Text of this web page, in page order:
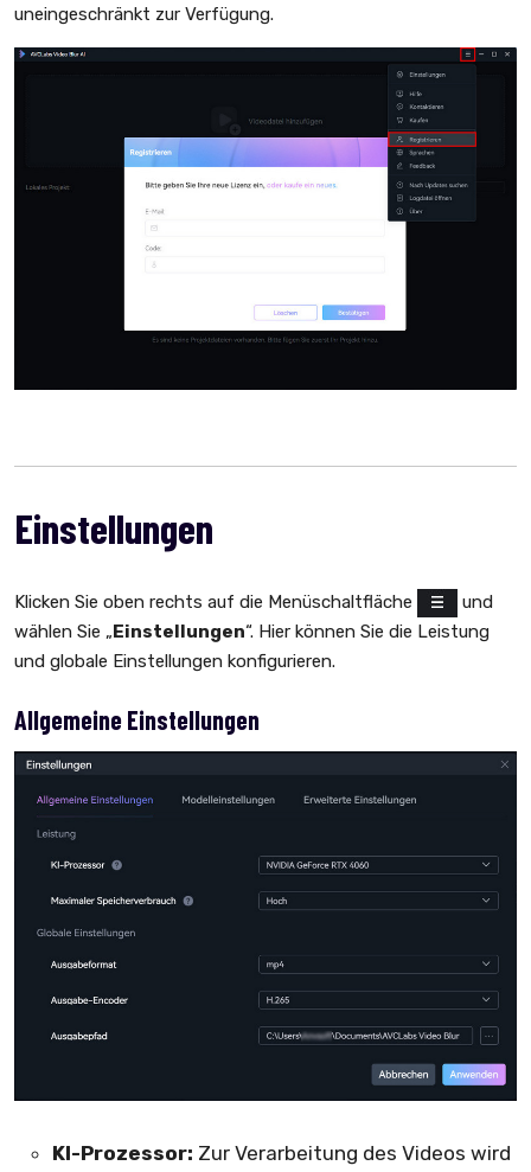
uneingeschränkt zur Verfügung.
Einstellungen
Klicken Sie oben rechts auf die Menüschaltfläche
und
wählen Sie „ Einstellungen“. Hier können Sie die Leistung
und globale Einstellungen konfigurieren.
Allgemeine Einstellungen
KI-Prozessor: Zur Verarbeitung des Videos wird